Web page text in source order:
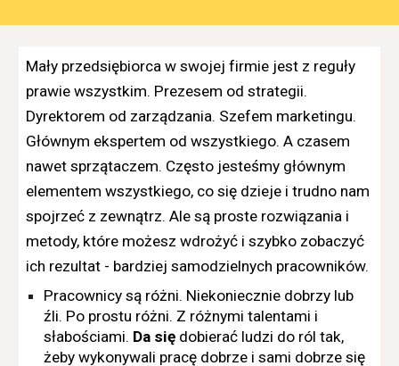
Mały przedsiębiorca w swojej firmie jest z reguły
prawie wszystkim. Prezesem od strategii.
Dyrektorem od zarządzania. Szefem marketingu.
Głównym ekspertem od wszystkiego. A czasem
nawet sprzątaczem. Często jesteśmy głównym
elementem wszystkiego, co się dzieje i trudno nam
spojrzeć z zewnątrz. Ale są proste rozwiązania i
metody, które możesz wdrożyć i szybko zobaczyć
ich rezultat - bardziej samodzielnych pracowników.
Pracownicy są różni. Niekoniecznie dobrzy lub
źli. Po prostu różni. Z różnymi talentami i
słabościami. Da się dobierać ludzi do ról tak,
żeby wykonywali pracę dobrze i sami dobrze się